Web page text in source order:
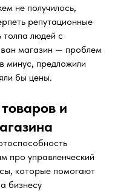
не получилось,
репутационные
толпа людей с
магазин — проблем
минус, предложили
бы цены.
и
про управленческий
которые помогают
бизнесу